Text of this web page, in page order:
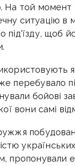
На той
ситуацію в
щоб
перебувало
бойові
вони самі
пропонували